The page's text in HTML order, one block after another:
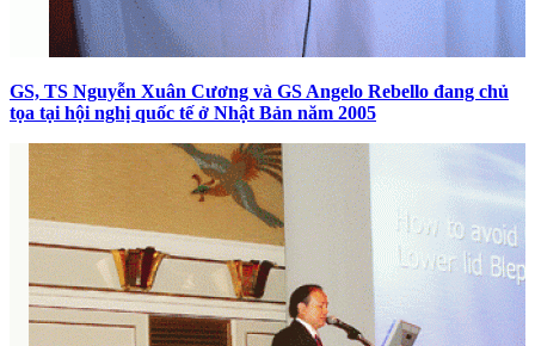
GS, TS Nguyễn Xuân Cương và GS Angelo Rebello đang chủ
tọa tại hội nghị quốc tế ở Nhật Bản năm 2005